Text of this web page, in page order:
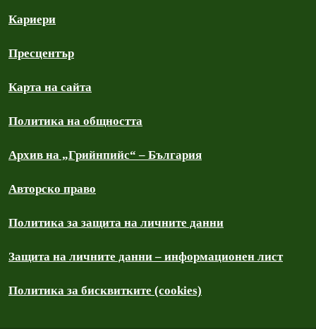
Кариери
Пресцентър
Карта на сайта
Политика на общността
Архив на „Грийнпийс“ – България
Авторско право
Политика за защита на личните данни
Защита на личните данни – информационен лист
Политика за бисквитките (cookies)